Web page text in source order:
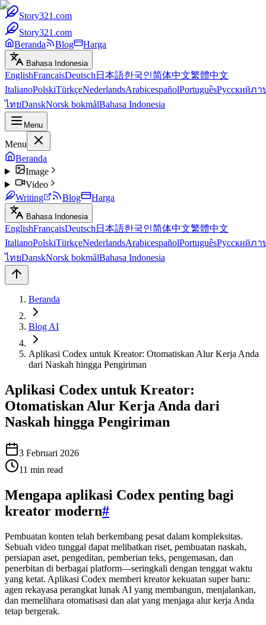
Story321.com
Story321.com
Beranda
Blog Harga
Bahasa Indonesia
EnglishFrançaisDeutsch 日本語한국인简体中文繁體中文
ItalianoPolskiTürkçeNederlandsArabicespañolPortuguêsРусскийภา
ไทยDanskNorsk bokmålBahasa Indonesia
Menu
Menu
Beranda
Image
Video
Writing
Blog Harga
Bahasa Indonesia
EnglishFrançaisDeutsch 日本語한국인简体中文繁體中文
ItalianoPolskiTürkçeNederlandsArabicespañolPortuguêsРусскийภา
ไทยDanskNorsk bokmålBahasa Indonesia
Beranda
Blog AI
Aplikasi Codex untuk Kreator: Otomatiskan Alur Kerja Anda
dari Naskah hingga Pengiriman
Aplikasi Codex untuk Kreator:
Otomatiskan Alur Kerja Anda dari
Naskah hingga Pengiriman
3 Februari 2026
11 min read
Mengapa aplikasi Codex penting bagi
kreator modern#
Pembuatan konten telah berkembang pesat dalam kompleksitas.
Sebuah video tunggal dapat melibatkan riset, pembuatan naskah,
persiapan aset, pengeditan, pemberian teks, pengemasan, dan
penerbitan di berbagai platform—seringkali dengan tenggat waktu
yang ketat. Aplikasi Codex memberi kreator kekuatan super baru:
agen rekayasa perangkat lunak AI yang membangun, menjalankan,
dan memelihara otomatisasi dan alat yang menjaga alur kerja Anda
tetap bergerak.